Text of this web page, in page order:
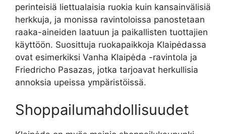
perinteisiä liettualaisia ruokia kuin kansainvälisiä
herkkuja, ja monissa ravintoloissa panostetaan
raaka-aineiden laatuun ja paikallisten tuottajien
käyttöön. Suosittuja ruokapaikkoja Klaipėdassa
ovat esimerkiksi Vanha Klaipėda -ravintola ja
Friedricho Pasazas, jotka tarjoavat herkullisia
annoksia upeissa ympäristöissä.
Shoppailumahdollisuudet